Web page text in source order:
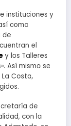
instituciones y
como
de
el
y los Talleres
Así mismo se
Costa,
de
con la